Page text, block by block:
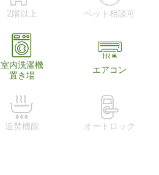
2階以上 ペット相談可
室内洗濯機
置き場
エアコン
追焚機能 オートロック